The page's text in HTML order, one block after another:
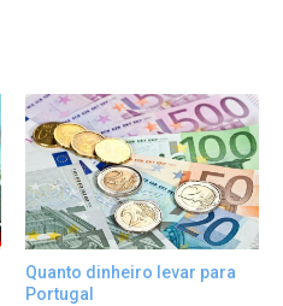
Quanto dinheiro levar para
Portugal